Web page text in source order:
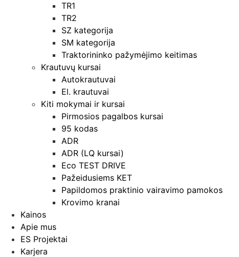
TR1
TR2
SZ kategorija
SM kategorija
Traktorininko pažymėjimo keitimas
Krautuvų kursai
Autokrautuvai
El. krautuvai
Kiti mokymai ir kursai
Pirmosios pagalbos kursai
95 kodas
ADR
ADR (LQ kursai)
Eco TEST DRIVE
Pažeidusiems KET
Papildomos praktinio vairavimo pamokos
Krovimo kranai
Kainos
Apie mus
ES Projektai
Karjera